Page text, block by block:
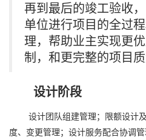
再到最后的竣工验收
单位进行项目的全过
理，帮助业主实现更
制，和更完整的项目质
设计阶段
设计团队组建管理；限额设计及
度、变更管理；设计服务配合协调